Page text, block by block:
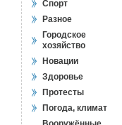
Спорт
Разное
Городское
хозяйство
Новации
Здоровье
Протесты
Погода, климат